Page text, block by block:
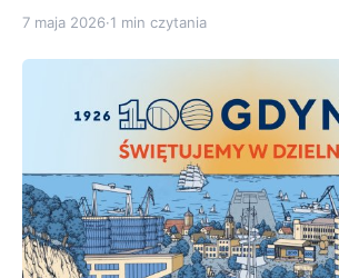
7 maja 2026·1 min czytania